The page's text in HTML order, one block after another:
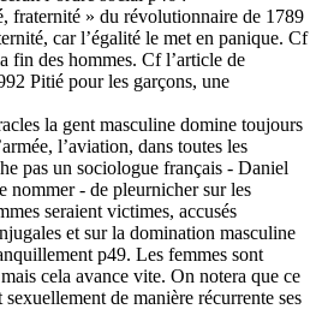
fraternité » du révolutionnaire de 1789
car l’égalité le met en panique. Cf
fin des hommes. Cf l’article de
Pitié pour les garçons, une
la gent masculine domine toujours
l’aviation, dans toutes les
pas un sociologue français - Daniel
nommer - de pleurnicher sur les
seraient victimes, accusés
et sur la domination masculine
p49. Les femmes sont
cela avance vite. On notera que ce
de manière récurrente ses